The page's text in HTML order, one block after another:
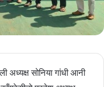
अध्यक्ष सोनिया गांधी आनी